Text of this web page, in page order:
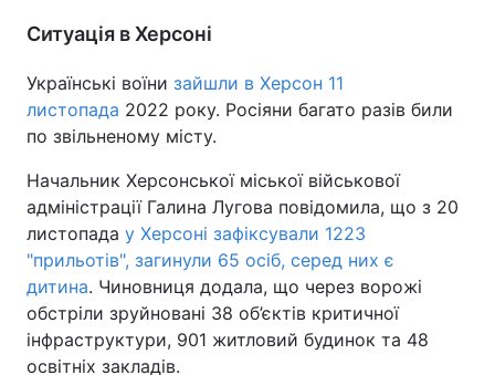
Ситуація в Херсоні
Українські воїни зайшли в Херсон 11
листопада 2022 року. Росіяни багато разів били
по звільненому місту.
Начальник Херсонської міської військової
адміністрації Галина Лугова повідомила, що з 20
листопада у Херсоні зафіксували 1223
"прильотів", загинули 65 осіб, серед них є
дитина. Чиновниця додала, що через ворожі
обстріли зруйновані 38 об’єктів критичної
інфраструктури, 901 житловий будинок та 48
освітніх закладів.